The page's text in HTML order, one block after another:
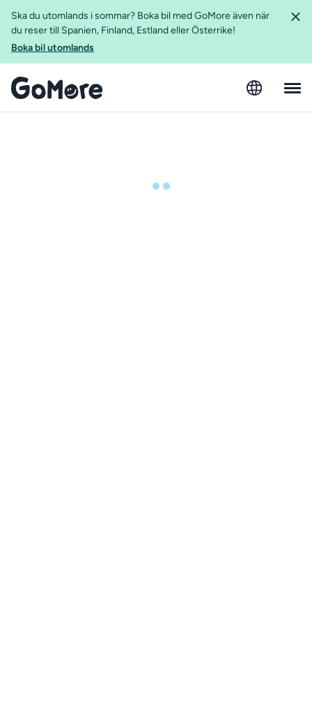
Ska du utomlands i sommar? Boka bil med GoMore även när
du reser till Spanien, Finland, Estland eller Österrike!
Boka bil utomlands